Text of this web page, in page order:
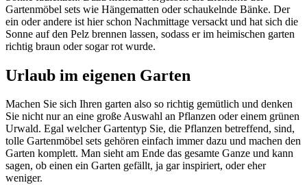
Gartenmöbel sets wie Hängematten oder schaukelnde Bänke. Der
ein oder andere ist hier schon Nachmittage versackt und hat sich die
Sonne auf den Pelz brennen lassen, sodass er im heimischen garten
richtig braun oder sogar rot wurde.
Urlaub im eigenen Garten
Machen Sie sich Ihren garten also so richtig gemütlich und denken
Sie nicht nur an eine große Auswahl an Pflanzen oder einem grünen
Urwald. Egal welcher Gartentyp Sie, die Pflanzen betreffend, sind,
tolle Gartenmöbel sets gehören einfach immer dazu und machen den
Garten komplett. Man sieht am Ende das gesamte Ganze und kann
sagen, ob einen ein Garten gefällt, ja gar inspiriert, oder eher
weniger.